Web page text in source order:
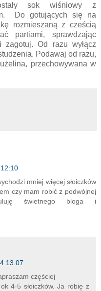
sok wiśniowy z
Do gotujących się na
rozmieszaną z cześcią
partiami, sprawdzając
zagotuj. Od razu wyłącz
Podawaj od razu,
przechowywana w
mniej więcej słoiczków
czy mam robić z podwójnej
świetnego bloga i
13:07
częściej
4-5 słoiczków. Ja robię z